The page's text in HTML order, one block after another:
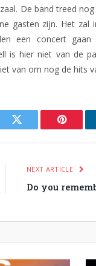
De band treed
gasten zijn. Het zal
een concert gaan
is hier niet van de
van om nog de hits
Twitter
NEXT ARTICLE
Do you